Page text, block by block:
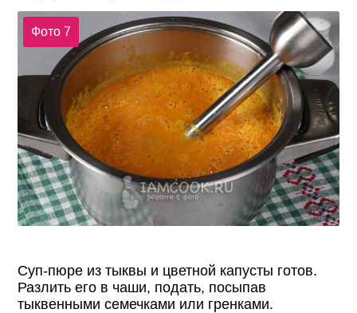
Фото 7
Суп-пюре из тыквы и цветной капусты готов.
Разлить его в чаши, подать, посыпав
тыквенными семечками или гренками.